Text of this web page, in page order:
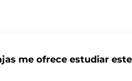
me ofrece estudiar